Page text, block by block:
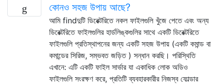
কোনও সহজ উপায় আছে?
আমি findদুটি ডিরেক্টরিতে নকল ফাইলগুলি খুঁজে পেতে এবং অন্য
ডিরেক্টরিতে ফাইলগুলির হার্ডলিঙ্কগুলির সাথে একটি ডিরেক্টরিতে
ফাইলগুলি প্রতিস্থাপনের জন্য একটি সহজ উপায় (একটি কমান্ড বা
কমান্ডের সিরিজ, সম্ভবত জড়িত ) সন্ধান করছি। পরিস্থিতি
এখানে: এটি একটি ফাইল সার্ভার যা একাধিক লোক অডিও
ফাইলগুলি সংরক্ষণ করে, প্রতিটি ব্যবহারকারীর নিজস্ব ফোল্ডার